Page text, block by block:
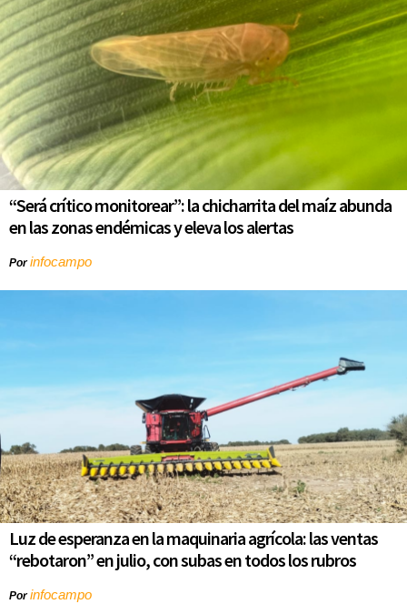
“Será crítico monitorear”: la chicharrita del maíz abunda
en las zonas endémicas y eleva los alertas
Porinfocampo
Luz de esperanza en la maquinaria agrícola: las ventas
“rebotaron” en julio, con subas en todos los rubros
Porinfocampo